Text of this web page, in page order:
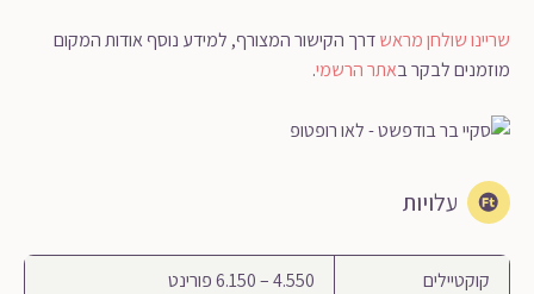
שריינו שולחן מראשדרך הקישור המצורף, למידע נוסף אודות המקום
מוזמנים לבקר באתר הרשמי.
עלויות
קוקטיילים 4.550 – 6.150 פורינט